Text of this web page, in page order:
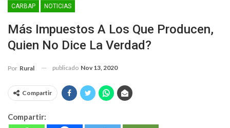
CARBAP NOTICIAS
Más Impuestos A Los Que Producen,
Quien No Dice La Verdad?
Por Rural publicado Nov 13, 2020
Compartir
Compartir: